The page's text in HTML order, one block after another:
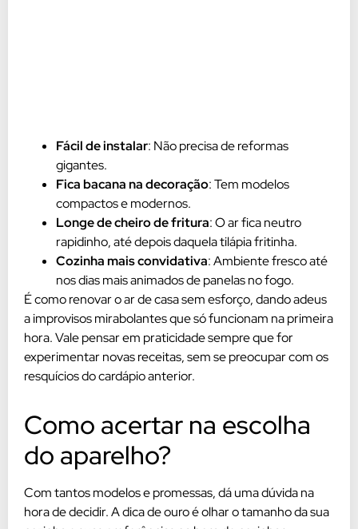
Fácil de instalar: Não precisa de reformas
gigantes.
Fica bacana na decoração: Tem modelos
compactos e modernos.
Longe de cheiro de fritura: O ar fica neutro
rapidinho, até depois daquela tilápia fritinha.
Cozinha mais convidativa: Ambiente fresco até
nos dias mais animados de panelas no fogo.
É como renovar o ar de casa sem esforço, dando adeus
a improvisos mirabolantes que só funcionam na primeira
hora. Vale pensar em praticidade sempre que for
experimentar novas receitas, sem se preocupar com os
resquícios do cardápio anterior.
Como acertar na escolha
do aparelho?
Com tantos modelos e promessas, dá uma dúvida na
hora de decidir. A dica de ouro é olhar o tamanho da sua